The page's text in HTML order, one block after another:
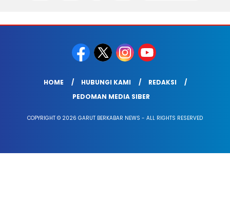
HOME HUBUNGI KAMI
REDAKSI
PEDOMAN MEDIA SIBER
COPYRIGHT © 2026 GARUT BERKABAR NEWS - ALL RIGHTS RESERVED